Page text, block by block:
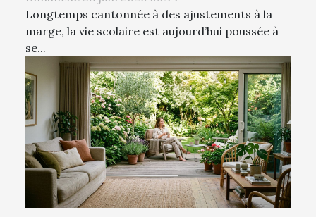
Longtemps cantonnée à des ajustements à la
marge, la vie scolaire est aujourd’hui poussée à
se...